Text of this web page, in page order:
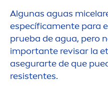
Algunas aguas
específicamente para
prueba de agua, pero
importante revisar la
asegurarte de que
resistentes.